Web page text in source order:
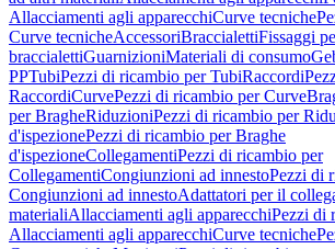
Allacciamenti agli apparecchiCurve tecniche
Curve tecnicheAccessoriBraccialettiFissaggi
braccialettiGuarnizioniMateriali di consumo
PPTubiPezzi di ricambio per TubiRaccordi
RaccordiCurvePezzi di ricambio per Curve
per BragheRiduzioniPezzi di ricambio per
d'ispezionePezzi di ricambio per Braghe
d'ispezioneCollegamentiPezzi di ricambio per
CollegamentiCongiunzioni ad innestoPezzi di
Congiunzioni ad innestoAdattatori per il
materialiAllacciamenti agli apparecchiPezzi di
Allacciamenti agli apparecchiCurve tecniche